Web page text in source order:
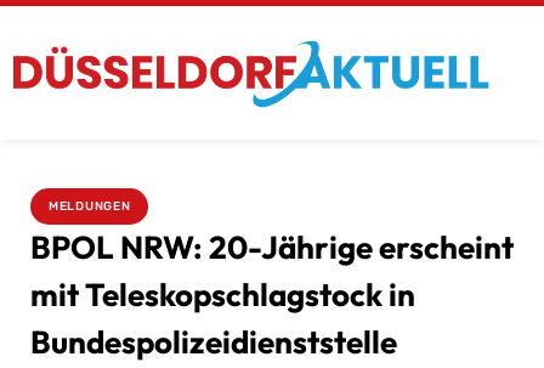
MELDUNGEN
BPOL NRW: 20-Jährige erscheint
mit Teleskopschlagstock in
Bundespolizeidienststelle